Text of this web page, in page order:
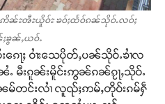
းဢိၼ်ႊၻီႊယိူဝ်ႊ ၶဝ်ႈထႅဝ်ၵၼ်သိုဝ်ႉလဝ်ႈ
ႈၶွၼ်ႇယဝ်ႉ
ၵေႃႈ ဝၢႆးသေပိုတ်ႇပၼ်သိုဝ်ႉၶၢႆလ
ၼႆႉ မီးၵူၼ်းမိူင်းဢွၼ်ၵၼ်ၵႂႃႇသိုဝ်ႉ
ၼမ်တင်းလၢႆ လူၺ်ႈဢမ်ႇတိုဝ်းၵမ်ႁဵ